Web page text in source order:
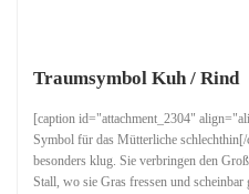
Traumsymbol Kuh / Rind
[caption id="attachment_2304"
Symbol für das Mütterliche
besonders klug. Sie verbringen den
Stall, wo sie Gras fressen und